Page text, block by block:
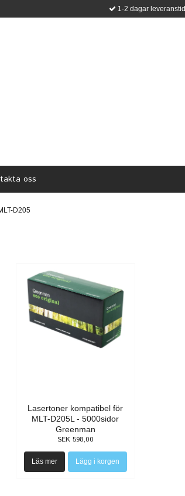
1-2 dagar leveranstid
oss
D205
Lasertoner kompatibel för
MLT-D205L - 5000sidor
Greenman
SEK 598,00
Läs mer